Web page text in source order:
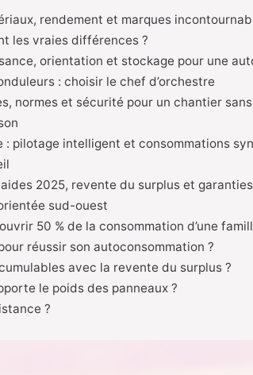
rendement et marques
les vraies différences ?
orientation et stockage pour une
: choisir le chef d’orchestre
normes et sécurité pour un chantier
pilotage intelligent et consommations
2025, revente du surplus et
sud-ouest
50 % de la consommation d’une
réussir son autoconsommation ?
avec la revente du surplus ?
le poids des panneaux ?
?